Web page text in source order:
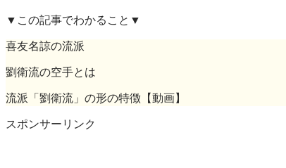
▼この記事でわかること▼
喜友名諒の流派
劉衛流の空手とは
流派「劉衛流」の形の特徴【動画】
スポンサーリンク